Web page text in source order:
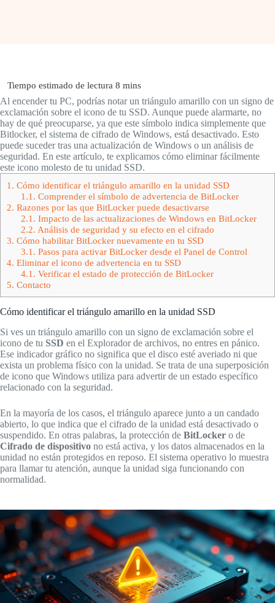
Al encender tu PC, podrías notar un triángulo amarillo con un signo de
exclamación sobre el icono de tu SSD. Aunque puede alarmarte, no
hay de qué preocuparse, ya que este símbolo indica simplemente que
Bitlocker, el sistema de cifrado de Windows, está desactivado. Esto
puede suceder tras una actualización de Windows o un análisis de
seguridad. En este artículo, te explicamos cómo eliminar fácilmente
este icono molesto de tu unidad SSD.
1. Cómo identificar el triángulo amarillo en la unidad SSD
1.1. Comprender el símbolo de advertencia de BitLocker
2. Razones por las que BitLocker puede desactivarse
2.1. Impacto de las actualizaciones de Windows en BitLocker
2.2. Análisis de seguridad y su efecto en el cifrado
3. Cómo habilitar BitLocker nuevamente en tu SSD
3.1. Pasos para activar BitLocker desde el Panel de Control
4. Eliminar el icono de advertencia en tu SSD
4.1. Verificar el estado de protección de BitLocker
5. Contacto
Cómo identificar el triángulo amarillo en la unidad SSD
Si ves un triángulo amarillo con un signo de exclamación sobre el
icono de tu SSD en el Explorador de archivos, no entres en pánico.
Ese indicador gráfico no significa que el disco esté averiado ni que
exista un problema físico con la unidad. Se trata de una superposición
de icono que Windows utiliza para advertir de un estado específico
relacionado con la seguridad.
En la mayoría de los casos, el triángulo aparece junto a un candado
abierto, lo que indica que el cifrado de la unidad está desactivado o
suspendido. En otras palabras, la protección de BitLocker o de
Cifrado de dispositivo no está activa, y los datos almacenados en la
unidad no están protegidos en reposo. El sistema operativo lo muestra
para llamar tu atención, aunque la unidad siga funcionando con
normalidad.